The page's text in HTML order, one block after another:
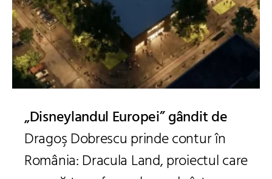
„Disneylandul Europei” gândit de
Dragoş Dobrescu prinde contur în
România: Dracula Land, proiectul care